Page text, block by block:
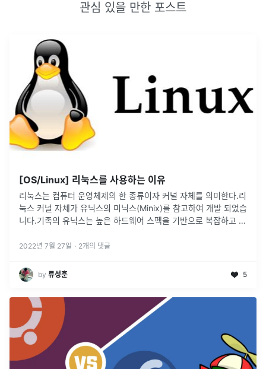
관심 있을 만한 포스트
[OS/Linux] 리눅스를 사용하는 이유
리눅스는 컴퓨터 운영체제의 한 종류이자 커널 자체를 의미한다.리
눅스 커널 자체가 유닉스의 미닉스(Minix)를 참고하여 개발 되었습
니다.기족의 유닉스는 높은 하드웨어 스펙을 기반으로 복잡하고 큰
눅스는 여기에서...
2022년 7월 27일 · 2개의 댓글
by 류성훈 5